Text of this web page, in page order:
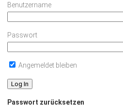
Benutzername
Passwort
Angemeldet bleiben
Passwort zurücksetzen